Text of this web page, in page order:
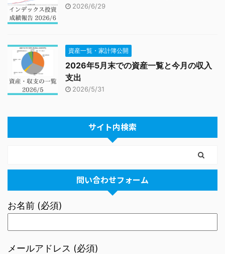
2026/6/29
資産一覧・家計簿公開
2026年5月末での資産一覧と今月の収入
支出
2026/5/31
サイト内検索
問い合わせフォーム
お名前 (必須)
メールアドレス (必須)